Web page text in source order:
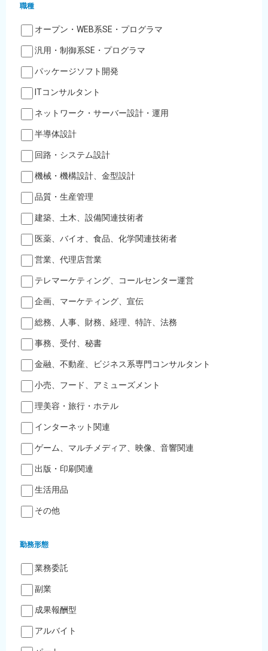
職種
オープン・WEB系SE・プログラマ
汎用・制御系SE・プログラマ
パッケージソフト開発
ITコンサルタント
ネットワーク・サーバー設計・運用
半導体設計
回路・システム設計
機械・機構設計、金型設計
品質・生産管理
建築、土木、設備関連技術者
医薬、バイオ、食品、化学関連技術者
営業、代理店営業
テレマーケティング、コールセンター運営
企画、マーケティング、宣伝
総務、人事、財務、経理、特許、法務
事務、受付、秘書
金融、不動産、ビジネス系専門コンサルタント
小売、フード、アミューズメント
理美容・旅行・ホテル
インターネット関連
ゲーム、マルチメディア、映像、音響関連
出版・印刷関連
生活用品
その他
勤務形態
業務委託
副業
成果報酬型
アルバイト